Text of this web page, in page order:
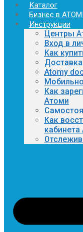
Каталог
Бизнес в
Инструкции
Центры
Вход в
Как
Atomy
Как
Атоми
Как